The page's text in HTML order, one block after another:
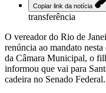
Copiar link da notícia
transferência
O vereador do Rio de
renúncia ao mandato
da Câmara Municipal, o
informou que vai para
cadeira no Senado